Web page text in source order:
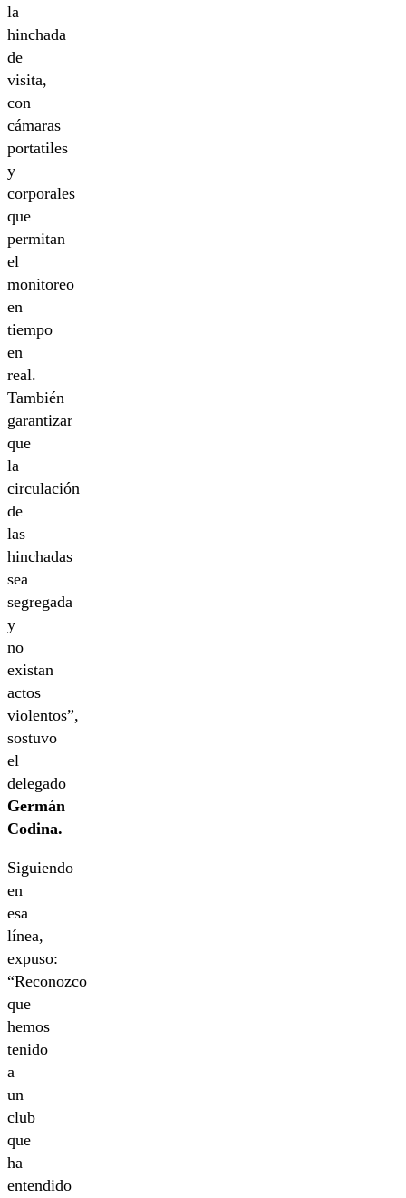
la
hinchada
de
visita,
con
cámaras
portatiles
y
corporales
que
permitan
el
monitoreo
en
tiempo
en
real.
También
garantizar
que
la
circulación
de
las
hinchadas
sea
segregada
y
no
existan
actos
violentos”,
sostuvo
el
delegado
Germán
Codina.
Siguiendo
en
esa
línea,
expuso:
“Reconozco
que
hemos
tenido
a
un
club
que
ha
entendido